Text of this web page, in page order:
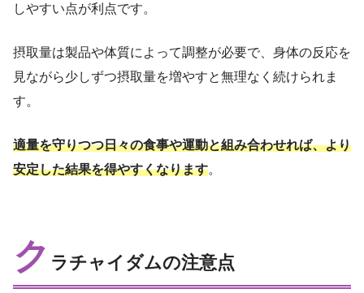
しやすい点が利点です。
摂取量は製品や体質によって調整が必要で、身体の反応を
見ながら少しずつ摂取量を増やすと無理なく続けられま
す。
適量を守りつつ日々の食事や運動と組み合わせれば、より
安定した結果を得やすくなります。
ク ラチャイダムの注意点